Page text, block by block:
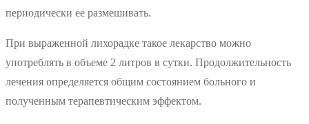
периодически ее размешивать.
При выраженной лихорадке такое лекарство можно
употреблять в объеме 2 литров в сутки. Продолжительность
лечения определяется общим состоянием больного и
полученным терапевтическим эффектом.